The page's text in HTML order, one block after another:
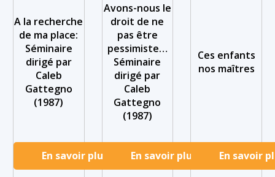
A la recherche
de ma place:
Séminaire
dirigé par
Caleb
Gattegno
(1987)
En savoir plus
Avons-nous le
droit de ne
pas être
pessimiste…
Séminaire
dirigé par
Caleb
Gattegno
(1987)
En savoir plus
Ces enfants
nos maîtres
En savoir